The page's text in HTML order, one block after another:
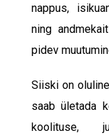
nappus,
ning
pidev
Siiski on
saab ületada
koolituse,